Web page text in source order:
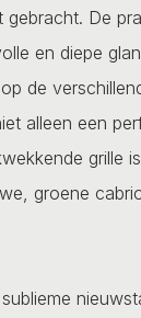
De
en diepe
de
alleen een
grille
groene